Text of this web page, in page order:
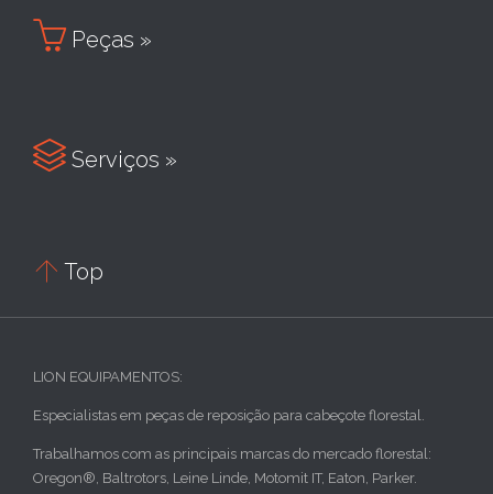
 Peças »
 Serviços »
 Top
LION EQUIPAMENTOS:
Especialistas em peças de reposição para cabeçote florestal.
Trabalhamos com as principais marcas do mercado florestal:
Oregon®, Baltrotors, Leine Linde, Motomit IT, Eaton, Parker.